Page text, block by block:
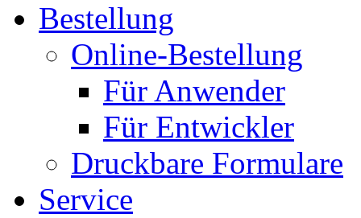
Bestellung
Online-Bestellung
Für Anwender
Für Entwickler
Druckbare Formulare
Service